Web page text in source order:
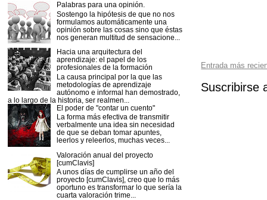
Entrada más
Suscribirse
Palabras para una opinión.
Sostengo la hipótesis de que no nos
formulamos automáticamente una
opinión sobre las cosas sino que éstas
nos generan multitud de sensacione...
Hacia una arquitectura del
aprendizaje: el papel de los
profesionales de la formación
La causa principal por la que las
metodologías de aprendizaje
autónomo e informal han demostrado,
a lo largo de la historia, ser realmen...
El poder de "contar un cuento"
La forma más efectiva de transmitir
verbalmente una idea sin necesidad
de que se deban tomar apuntes,
leerlos y releerlos, muchas veces...
Valoración anual del proyecto
[cumClavis]
A unos días de cumplirse un año del
proyecto [cumClavis], creo que lo más
oportuno es transformar lo que sería la
cuarta valoración trime...